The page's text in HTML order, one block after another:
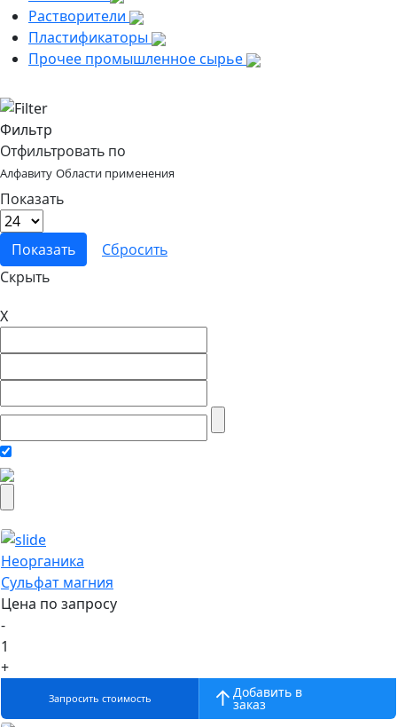
Растворители
Пластификаторы
Прочее промышленное сырье
Фильтр
Отфильтровать по
Алфавиту Области применения
Показать
Скрыть
X
Неорганика
Сульфат магния
Цена по запросу
-
1
+
Запросить стоимость Добавить в
заказ